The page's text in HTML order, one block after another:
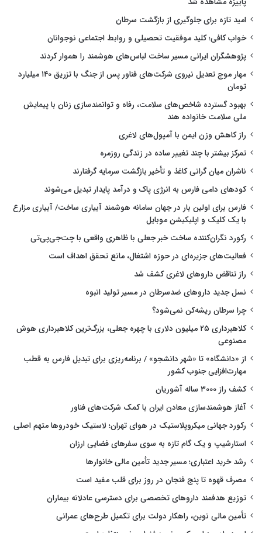
امید تازه برای جلوگیری از بازگشت سرطان
خواب کافی؛ کلید موفقیت تحصیلی و روابط اجتماعی نوجوانان
پژوهشگران ایرانی مسیر ساخت لباس‌های هوشمند را هموار کردند
مهار موج تعدیل نیروی شرکت‌های فناور پس از جنگ با تزریق ۱۴۰ میلیارد
تومان
بهبود گسترده شاخص‌های سلامت، رفاه و توانمندسازی زنان با پیمایش
ملی سلامت خانواده هند
راز کاهش وزن ایمن با آمپول‌های لاغری
تمرکز بیشتر با چند تغییر ساده در زندگی روزمره
ناشران میان گرانی کاغذ و تأخیر بازگشت سرمایه گرفتارند
کودهای دامی فارس به انرژی پاک و درآمد پایدار تبدیل می‌شوند
فارس برای اولین بار در جهان سامانه هوشمند آبیاری ساخت/ آبیاری مزارع
با یک کلیک و اپلیکیشن موبایل
رکورد نگران‌کننده ساخت خبر جعلی با ظاهری واقعی با چت‌جی‌پی‌تی
فعالیت‌های جزیره‌ای در حوزه اشتغال، مانع تحقق اهداف است
راز تناقض داروهای لاغری کشف شد
نسل جدید داروهای ضدسرطان در مسیر تولید انبوه
چرا سرطان ریشه‌کن نمی‌شود؟
کلاهبرداری ۲۵ میلیون دلاری با چهره جعلی، بزرگ‌ترین کلاهبرداری هوش
مصنوعی
از «دانشگاه» تا «شهر دانشجو» / برنامه‌ریزی برای تبدیل فارس به قطب
مهارت‌افزایی جنوب کشور
کشف راز ۳۰۰۰ ساله آشوریان
آغاز هوشمندسازی معادن ایران با کمک شرکت‌های فناور
رکورد جهانی میکروپلاستیک در هوای تهران؛ لاستیک خودروها متهم اصلی
استارشیپ و یک گام تازه به سوی سفرهای فضایی ارزان
رشد خرید اعتباری؛ مسیر جدید تأمین مالی خانوارها
مصرف قهوه تا پنج فنجان در روز برای قلب مفید است
توزیع هدفمند داروهای تخصصی برای دسترسی عادلانه بیماران
تأمین مالی نوین، راهکار دولت برای تکمیل طرح‌های عمرانی